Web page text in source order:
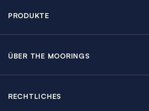
The Moorings Revierführer
PRODUKTE
Yachtcharter mit Skipper
ÜBER THE MOORINGS
RECHTLICHES